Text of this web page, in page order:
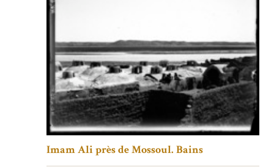
Imam Ali près de Mossoul. Bains